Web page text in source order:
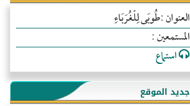
العنوان :طُوبَى لِلْغُرَبَاءِ
المستمعين :
استماع
جديد الموقع